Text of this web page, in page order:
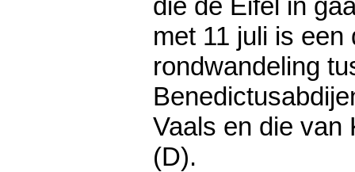
die de Eifel in
met 11 juli is een
rondwandeling
Vaals en die van
(D).